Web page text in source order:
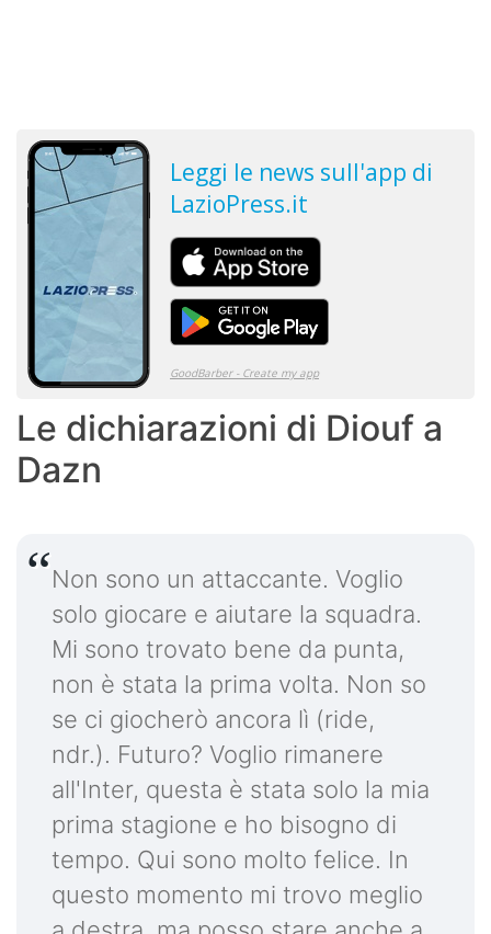
Le dichiarazioni di Diouf a
Dazn
Non sono un attaccante. Voglio
solo giocare e aiutare la squadra.
Mi sono trovato bene da punta,
non è stata la prima volta. Non so
se ci giocherò ancora lì (ride,
ndr.). Futuro? Voglio rimanere
all'Inter, questa è stata solo la mia
prima stagione e ho bisogno di
tempo. Qui sono molto felice. In
questo momento mi trovo meglio